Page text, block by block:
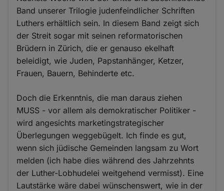
Band unserer Trilogie judenfeindlicher Schriften
Luthers erhältlich sein. In diesem Band zeigt sich
der Streit sogar mit seinen reformatorischen
Brüdern in Zürich, die er genauso ekelhaft
beleidigt, wie Juden, Papstanhänger, Ketzer,
Frauen, Bauern, Behinderte etc.
Doch die Erkenntnis, die man daraus ziehen
MUSS - vor allem als demokratischer Politiker -
wird angesichts marketingstrategischer
Überlegungen weggebügelt. Ich finde es gut,
wenn sich jüdische Gemeinden langsam zu Wort
melden (ich habe dies während des Jahrzehnts
der Luther-Lobhudelei weitgehend vermisst). Eine
Lautstärke wäre dabei wünschenswert, wie in der